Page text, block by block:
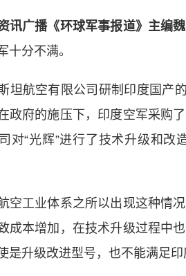
讯广播《环球军事报道》主编
十分不满。
航空有限公司研制印度国产的
政府的施压下，印度空军采购
对“光辉”进行了技术升级和
工业体系之所以出现这种情况
成本增加，在技术升级过程中
是升级改进型号，也不能满足